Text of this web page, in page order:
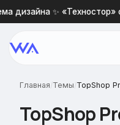
дизайна ✨ «Техностор»
Главная/Темы/TopShop
TopShop
Заголовок для брендов
Категории товаров
Изображения для
Подразделы текущей